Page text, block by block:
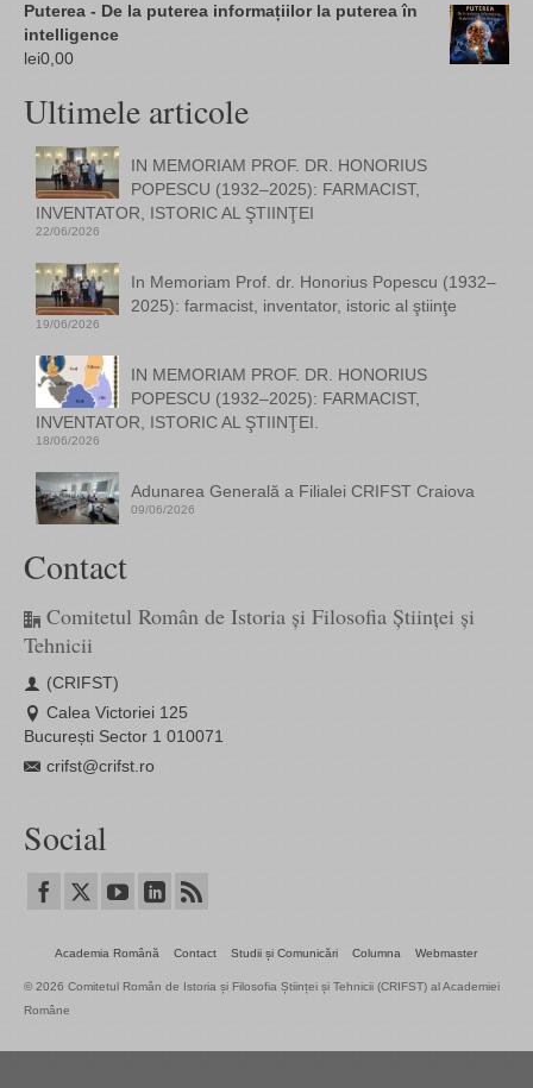
Puterea - De la puterea informațiilor la puterea în
intelligence
lei0,00
Ultimele articole
IN MEMORIAM PROF. DR. HONORIUS
POPESCU (1932–2025): FARMACIST,
INVENTATOR, ISTORIC AL ŞTIINŢEI
22/06/2026
In Memoriam Prof. dr. Honorius Popescu (1932–
2025): farmacist, inventator, istoric al ştiinţe
19/06/2026
IN MEMORIAM PROF. DR. HONORIUS
POPESCU (1932–2025): FARMACIST,
INVENTATOR, ISTORIC AL ŞTIINŢEI.
18/06/2026
Adunarea Generală a Filialei CRIFST Craiova
09/06/2026
Contact
Comitetul Român de Istoria și Filosofia Științei și
Tehnicii
(CRIFST)
Calea Victoriei 125
București Sector 1 010071
crifst@crifst.ro
Social
Academia Română Contact Studii și Comunicări Columna Webmaster
© 2026 Comitetul Român de Istoria și Filosofia Științei și Tehnicii (CRIFST) al Academiei
Române